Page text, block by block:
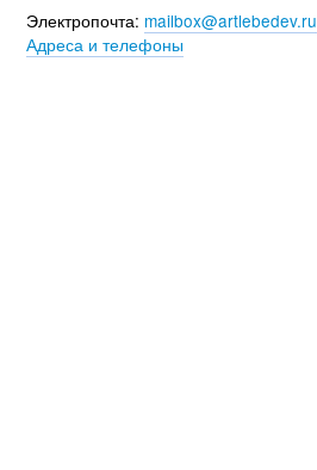
Электропочта: mailbox@artlebedev.ru
Адреса и телефоны